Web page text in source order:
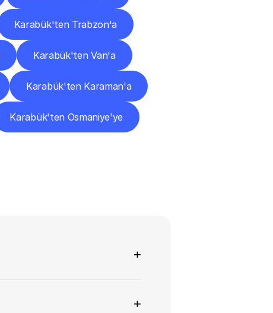
Karabük'ten Trabzon'a
Karabük'ten Van'a
Karabük'ten Karaman'a
Karabük'ten Osmaniye'ye
+
+